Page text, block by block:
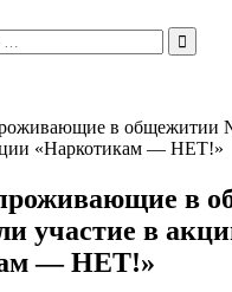
в общежитии
«Наркотикам — НЕТ!»
в
участие в
— НЕТ!»